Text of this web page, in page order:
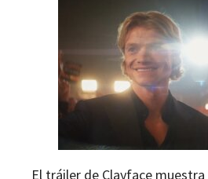
El tráiler de Clayface